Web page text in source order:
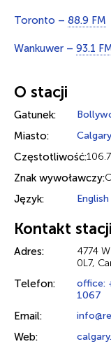
Toronto – 88.9 FM
Wankuwer – 93.1
O stacji
Gatunek:
Miasto: Calgary
Częstotliwość:
Znak wywoławczy:
Język: English
Kontakt stacji
Adres:
4774
0L7,
Telefon:
office:
1067
Email:
Web: